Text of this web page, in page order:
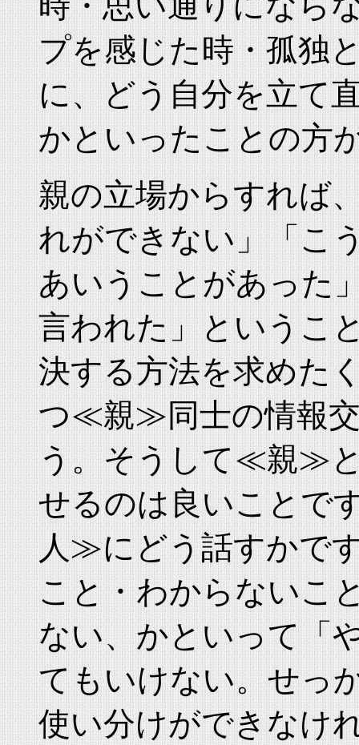
プを感じた時・孤独
に、どう自分を立て
かといったことの方
親の立場からすれば
れができない」「こ
あいうことがあった
言われた」というこ
決する方法を求めた
つ≪親≫同士の情報
う。そうして≪親≫
せるのは良いことで
人≫にどう話すかで
こと・わからないこ
ない、かといって「
てもいけない。せっ
使い分けができなけ